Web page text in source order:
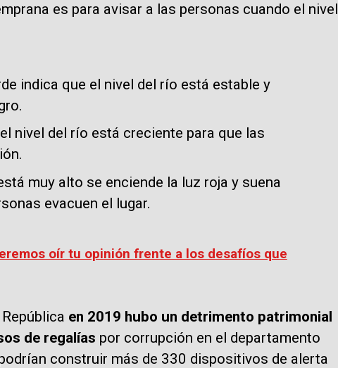
es para avisar a las personas cuando el nivel
indica que el nivel del río está estable y
nivel del río está creciente para que las
muy alto se enciende la luz roja y suena
evacuen el lugar.
oír tu opinión frente a los desafíos que
en 2019 hubo un detrimento patrimonial
de regalías por corrupción en el departamento
construir más de 330 dispositivos de alerta